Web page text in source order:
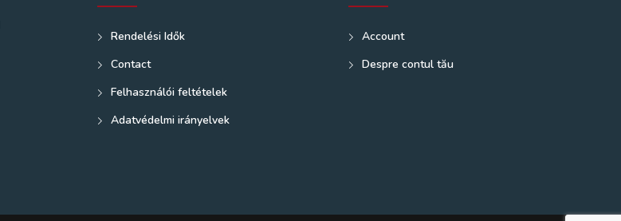
Rendelési Idők
Contact
Felhasználói feltételek
Adatvédelmi irányelvek
Account
Despre contul tău